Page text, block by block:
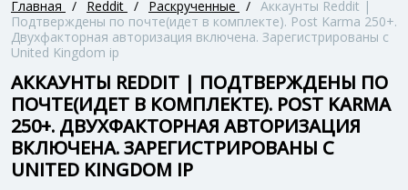
Главная / Reddit / Раскрученные / Аккаунты Reddit |
Подтверждены по почте(идет в комплекте). Post Karma 250+.
Двухфакторная авторизация включена. Зарегистрированы с
United Kingdom ip
АККАУНТЫ REDDIT | ПОДТВЕРЖДЕНЫ ПО
ПОЧТЕ(ИДЕТ В КОМПЛЕКТЕ). POST KARMA
250+. ДВУХФАКТОРНАЯ АВТОРИЗАЦИЯ
ВКЛЮЧЕНА. ЗАРЕГИСТРИРОВАНЫ С
UNITED KINGDOM IP